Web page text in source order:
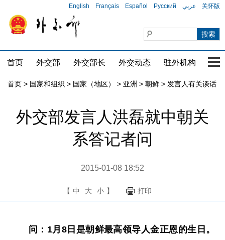
English Français Español Русский عربي 关怀版
首页 外交部 外交部长 外交动态 驻外机构 国
首页 > 国家和组织 > 国家（地区） > 亚洲 > 朝鲜 > 发言人有关谈话
外交部发言人洪磊就中朝关
系答记者问
2015-01-08 18:52
【 中 大 小 】 打印
问：1月8日是朝鲜最高领导人金正恩的生日。